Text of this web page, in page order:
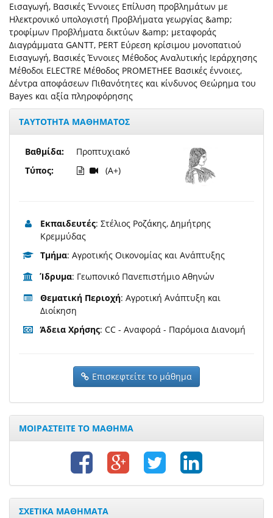
Εισαγωγή, Βασικές Έννοιες Επίλυση προβλημάτων με
Ηλεκτρονικό υπολογιστή Προβλήματα γεωργίας &amp;
τροφίμων Προβλήματα δικτύων &amp; μεταφοράς
Διαγράμματα GANTT, PERT Εύρεση κρίσιμου μονοπατιού
Εισαγωγή, Βασικές Έννοιες Μέθοδος Αναλυτικής Ιεράρχησης
Μέθοδοι ELECTRE Μέθοδος PROMETHEE Βασικές έννοιες,
Δέντρα αποφάσεων Πιθανότητες και κίνδυνος Θεώρημα του
Bayes και αξία πληροφόρησης
ΤΑΥΤΟΤΗΤΑ ΜΑΘΗΜΑΤΟΣ
Βαθμίδα:
Τύπος:
Προπτυχιακό
(A+)
Εκπαιδευτές: Στέλιος Ροζάκης, Δημήτρης
Κρεμμύδας
Τμήμα: Αγροτικής Οικονομίας και Ανάπτυξης
Ίδρυμα: Γεωπονικό Πανεπιστήμιο Αθηνών
Θεματική Περιοχή: Αγροτική Ανάπτυξη και
Διοίκηση
Άδεια Χρήσης: CC - Αναφορά - Παρόμοια Διανομή
Επισκεφτείτε το μάθημα
ΜΟΙΡΑΣΤΕΙΤΕ ΤΟ ΜΑΘΗΜΑ
ΣΧΕΤΙΚΑ ΜΑΘΗΜΑΤΑ